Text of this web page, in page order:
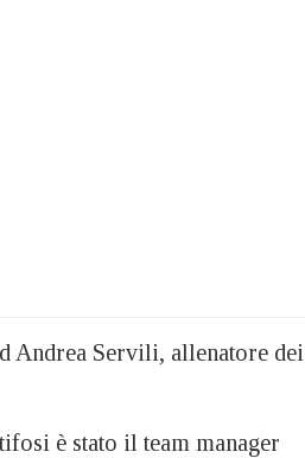
Andrea Servili, allenatore dei
è stato il team manager